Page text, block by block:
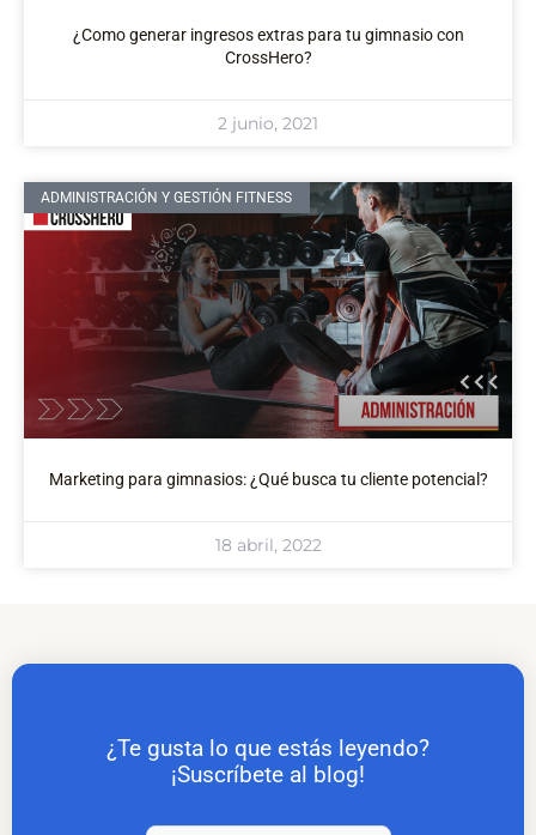
¿Como generar ingresos extras para tu gimnasio con
CrossHero?
2 junio, 2021
ADMINISTRACIÓN Y GESTIÓN FITNESS
Marketing para gimnasios: ¿Qué busca tu cliente potencial?
18 abril, 2022
¿Te gusta lo que estás leyendo?
¡Suscríbete al blog!